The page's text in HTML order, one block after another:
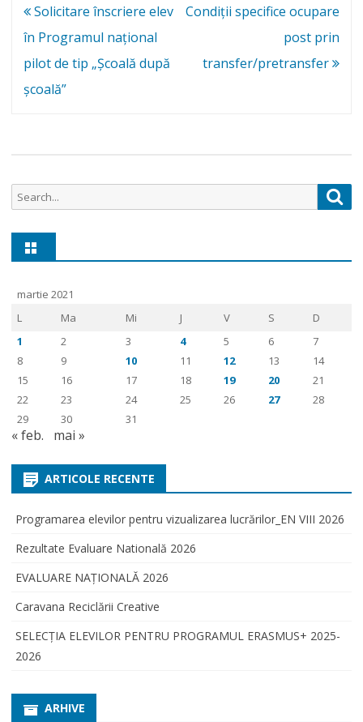
tip
„Școală
Navigare
în
articole
Solicitare înscriere elev
în Programul național
pilot de tip „Școală după
școală”
Condiții specifice ocupare
post prin
transfer/pretransfer
Search
for:
martie 2021
L
Ma Mi J V S
D
1
2 3 4 5 6
7
8
9 10 11 12 13
14
15
16 17 18 19 20
21
22
23 24 25 26 27
28
29
30 31
« feb. mai »
ARTICOLE RECENTE
Programarea elevilor pentru vizualizarea lucrărilor_EN VIII 2026
Rezultate Evaluare Natională 2026
EVALUARE NAŢIONALĂ 2026
Caravana Reciclării Creative
SELECŢIA ELEVILOR PENTRU PROGRAMUL ERASMUS+ 2025-
2026
ARHIVE